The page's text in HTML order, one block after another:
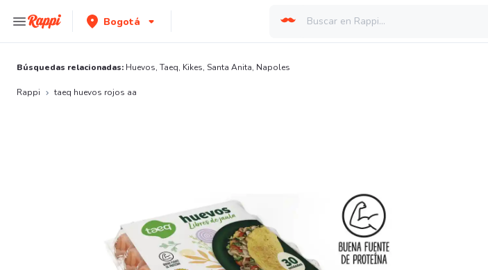
Bogotá
Búsquedas relacionadas: Huevos, Taeq, Kikes, Santa Anita, Napoles
Rappi taeq huevos rojos aa